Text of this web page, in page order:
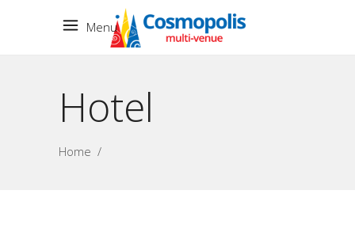
Menu
Hotel
Home /